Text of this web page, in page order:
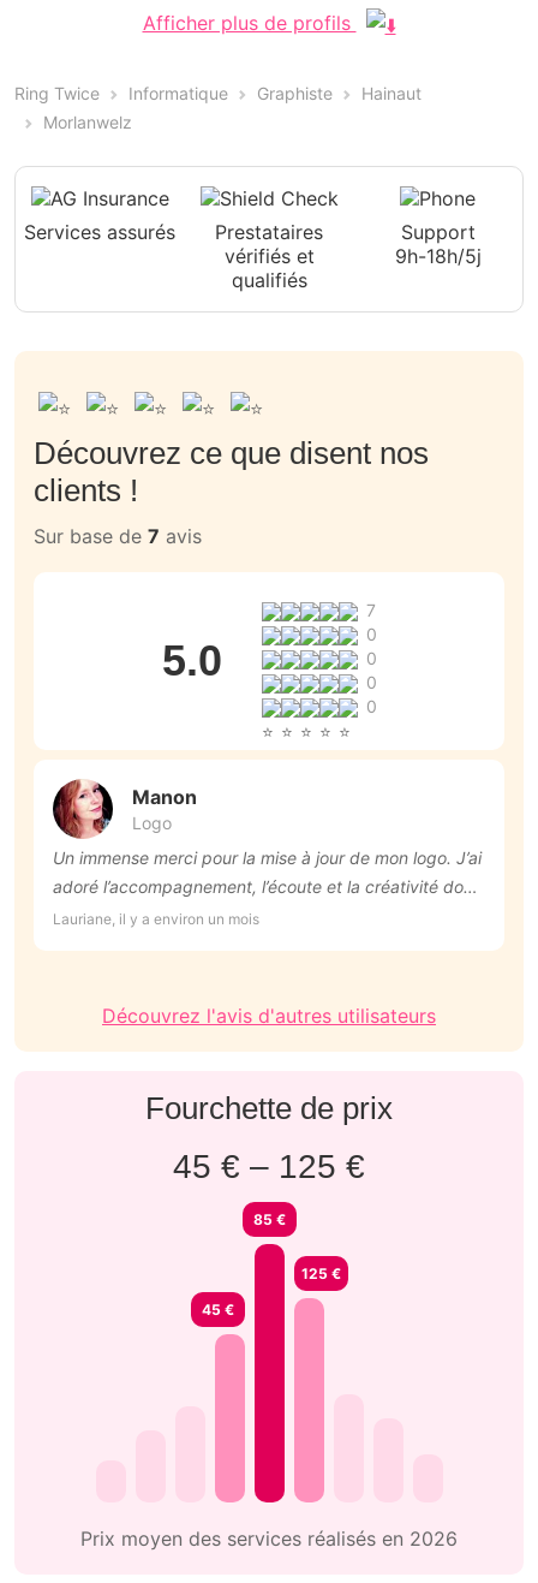
Afficher plus de profils
Ring Twice Informatique Graphiste
Hainaut
Morlanwelz
Services assurés
Prestataires
vérifiés et
qualifiés
Support
9h-18h/5j
Découvrez ce que disent nos
clients !
Sur base de 7 avis
5.0
7
0
0
0
0
Manon
Logo
Un immense merci pour la mise à jour de mon logo. J’ai
adoré l’accompagnement, l’écoute et la créativité dont
Manon a fait preuve. Le résultat est exactement ce
Lauriane, il y a environ un mois
Découvrez l'avis d'autres utilisateurs
Fourchette de prix
45 € – 125 €
45 €
85 €
125 €
Prix moyen des services réalisés en 2026